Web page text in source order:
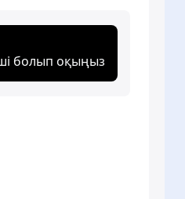
болып оқыңыз